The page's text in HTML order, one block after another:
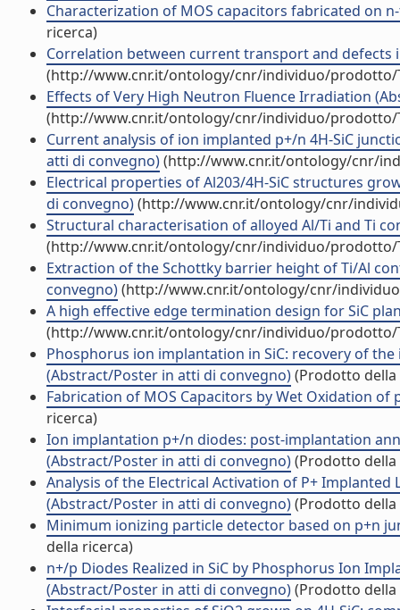
Characterization of MOS capacitors fabricated on
ricerca)
Correlation between current transport and defects
(http://www.cnr.it/ontology/cnr/individuo/prodotto/
Effects of Very High Neutron Fluence Irradiation
(http://www.cnr.it/ontology/cnr/individuo/prodotto/
Current analysis of ion implanted p+/n 4H-SiC
atti di convegno)(http://www.cnr.it/ontology/cnr/
Electrical properties of Al203/4H-SiC structures
di convegno)(http://www.cnr.it/ontology/cnr/
Structural characterisation of alloyed Al/Ti and Ti
(http://www.cnr.it/ontology/cnr/individuo/prodotto/
Extraction of the Schottky barrier height of Ti/Al
convegno)(http://www.cnr.it/ontology/cnr/
A high effective edge termination design for SiC
(http://www.cnr.it/ontology/cnr/individuo/prodotto/
Phosphorus ion implantation in SiC: recovery of
(Abstract/Poster in atti di convegno)(Prodotto della
Fabrication of MOS Capacitors by Wet Oxidation
ricerca)
Ion implantation p+/n diodes: post-implantation
(Abstract/Poster in atti di convegno)(Prodotto della
Analysis of the Electrical Activation of P+
(Abstract/Poster in atti di convegno)(Prodotto della
Minimum ionizing particle detector based on p+n
della ricerca)
n+/p Diodes Realized in SiC by Phosphorus Ion
(Abstract/Poster in atti di convegno)(Prodotto della